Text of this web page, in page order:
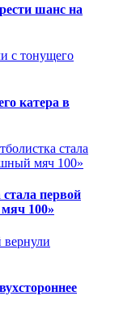
шанс на
катера в
первой
100»